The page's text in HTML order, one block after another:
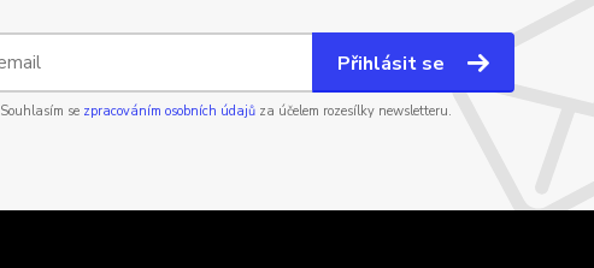
Přihlásit se
Souhlasím se zpracováním osobních údajů za účelem rozesílky newsletteru.